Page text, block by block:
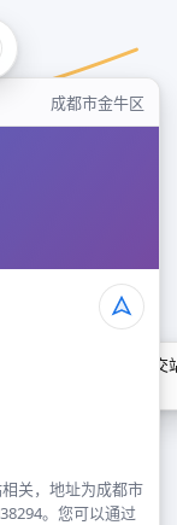
成都市金牛区
关，地址为成都市
。您可以通过
堤公交站(长庆东路)(公交